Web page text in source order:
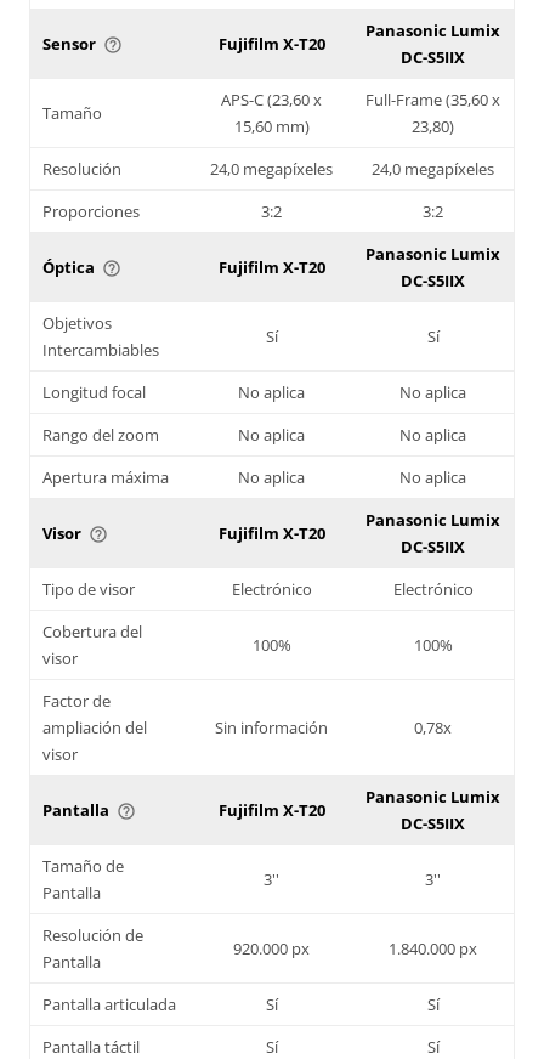
Sensor help_outline Fujifilm X-T20
Panasonic Lumix
DC-S5IIX
Tamaño
APS-C (23,60 x
15,60 mm)
Full-Frame (35,60 x
23,80)
Resolución
24,0 megapíxeles
24,0 megapíxeles
Proporciones
3:2 3:2
Óptica help_outline Fujifilm X-T20
Panasonic Lumix
DC-S5IIX
Objetivos
Intercambiables
Sí Sí
Longitud focal No aplica
No aplica
Rango del zoom
No aplica
No aplica
Apertura máxima
No aplica No aplica
Visor help_outline Fujifilm X-T20
Panasonic Lumix
DC-S5IIX
Tipo de visor
Electrónico
Electrónico
Cobertura del
visor
100% 100%
Factor de
ampliación del
visor
Sin información 0,78x
Pantalla help_outline Fujifilm X-T20
Panasonic Lumix
DC-S5IIX
Tamaño de
Pantalla
3'' 3''
Resolución de
Pantalla
920.000 px 1.840.000 px
Pantalla articulada Sí
Sí
Pantalla táctil
Sí Sí